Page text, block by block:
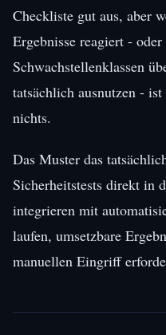
Checkliste gut aus, aber
Ergebnisse reagiert -
Schwachstellenklassen
tatsächlich ausnutzen -
nichts.
Das Muster das
Sicherheitstests direkt in
integrieren mit
laufen, umsetzbare
manuellen Eingriff